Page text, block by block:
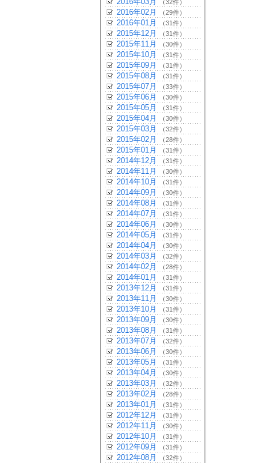
（32件）
2016年02月 （29件）
2016年01月 （31件）
2015年12月 （31件）
2015年11月 （30件）
2015年10月 （31件）
2015年09月 （31件）
2015年08月 （31件）
2015年07月 （33件）
2015年06月 （30件）
2015年05月 （31件）
2015年04月 （30件）
2015年03月 （32件）
2015年02月 （28件）
2015年01月 （31件）
2014年12月 （31件）
2014年11月 （30件）
2014年10月 （31件）
2014年09月 （30件）
2014年08月 （31件）
2014年07月 （31件）
2014年06月 （30件）
2014年05月 （31件）
2014年04月 （30件）
2014年03月 （32件）
2014年02月 （28件）
2014年01月 （31件）
2013年12月 （31件）
2013年11月 （30件）
2013年10月 （31件）
2013年09月 （30件）
2013年08月 （31件）
2013年07月 （32件）
2013年06月 （30件）
2013年05月 （31件）
2013年04月 （30件）
2013年03月 （32件）
2013年02月 （28件）
2013年01月 （31件）
2012年12月 （31件）
2012年11月 （30件）
2012年10月 （31件）
2012年09月 （31件）
2012年08月 （32件）